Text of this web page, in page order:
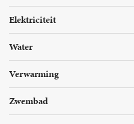
Elektriciteit
Water
Verwarming
Zwembad